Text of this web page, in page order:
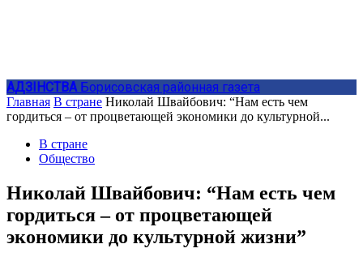
АДЗIНСТВА Борисовская районная газета
Главная В стране Николай Швайбович: “Нам есть чем
гордиться – от процветающей экономики до культурной...
В стране
Общество
Николай Швайбович: “Нам есть чем
гордиться – от процветающей
экономики до культурной жизни”